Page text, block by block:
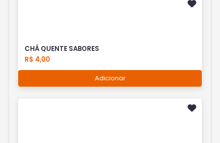
CHÁ QUENTE SABORES
R$ 4,00
Adicionar